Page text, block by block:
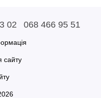
02 068 466 95 51
сайту